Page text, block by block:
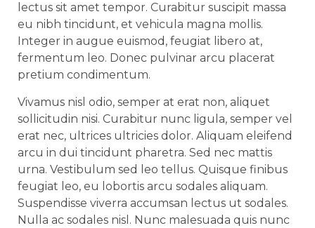
lectus sit amet tempor. Curabitur suscipit massa
eu nibh tincidunt, et vehicula magna mollis.
Integer in augue euismod, feugiat libero at,
fermentum leo. Donec pulvinar arcu placerat
pretium condimentum.
Vivamus nisl odio, semper at erat non, aliquet
sollicitudin nisi. Curabitur nunc ligula, semper vel
erat nec, ultrices ultricies dolor. Aliquam eleifend
arcu in dui tincidunt pharetra. Sed nec mattis
urna. Vestibulum sed leo tellus. Quisque finibus
feugiat leo, eu lobortis arcu sodales aliquam.
Suspendisse viverra accumsan lectus ut sodales.
Nulla ac sodales nisl. Nunc malesuada quis nunc